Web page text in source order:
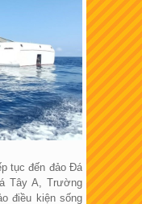
tục đến đảo Đá
Tây A, Trường
điều kiện sống